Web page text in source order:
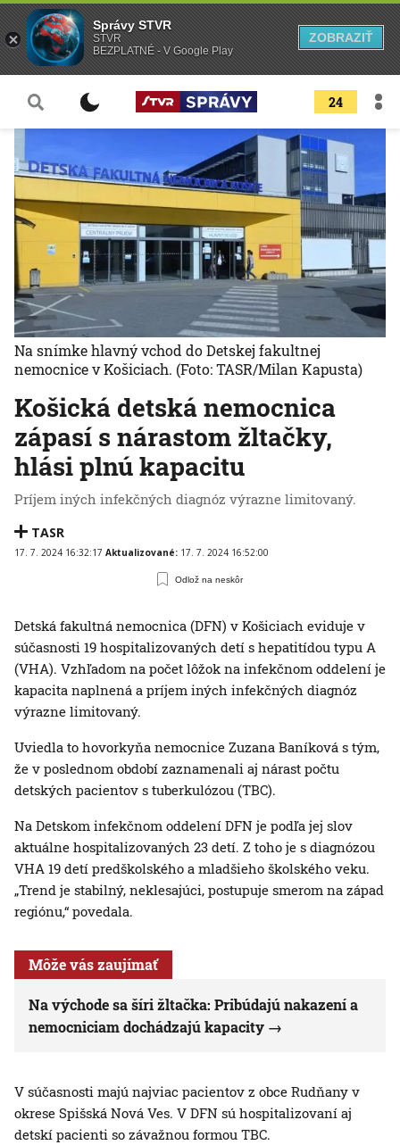
24
Košická detská nemocnica
zápasí s nárastom žltačky,
hlási plnú kapacitu
Príjem iných infekčných diagnóz výrazne limitovaný.
TASR
17. 7. 2024 16:32:17 Aktualizované: 17. 7. 2024 16:52:00
Odlož na neskôr
Na snímke hlavný vchod do Detskej fakultnej
nemocnice v Košiciach. (Foto: TASR/Milan Kapusta)
Detská fakultná nemocnica (DFN) v Košiciach eviduje v
súčasnosti 19 hospitalizovaných detí s hepatitídou typu A
(VHA). Vzhľadom na počet lôžok na infekčnom oddelení je
kapacita naplnená a príjem iných infekčných diagnóz
výrazne limitovaný.
Uviedla to hovorkyňa nemocnice Zuzana Baníková s tým,
že v poslednom období zaznamenali aj nárast počtu
detských pacientov s tuberkulózou (TBC).
Na Detskom infekčnom oddelení DFN je podľa jej slov
aktuálne hospitalizovaných 23 detí. Z toho je s diagnózou
VHA 19 detí predškolského a mladšieho školského veku.
„Trend je stabilný, neklesajúci, postupuje smerom na západ
regiónu,“ povedala.
Môže vás zaujímať
Na východe sa šíri žltačka: Pribúdajú nakazení a
nemocniciam dochádzajú kapacity
V súčasnosti majú najviac pacientov z obce Rudňany v
okrese Spišská Nová Ves. V DFN sú hospitalizovaní aj
detskí pacienti so závažnou formou TBC.
Správy STVR
STVR
BEZPLATNÉ - V Google Play
ZOBRAZIŤ